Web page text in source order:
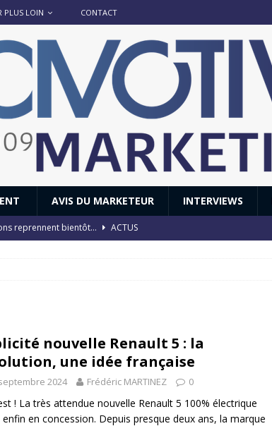
PLUS LOIN CONTACT
AVIS DU MARKETEUR INTERVIEWS
reprennent bientôt…
ACTUS
: voyage, voyage…
Honda dévoile un spot publicitaire… confiné! ACTUS
nouvelle Renault 5 : la
une idée française
2024 Frédéric MARTINEZ 0
! La très attendue nouvelle Renault 5 100% électrique
enfin en concession. Depuis presque deux ans, la marque